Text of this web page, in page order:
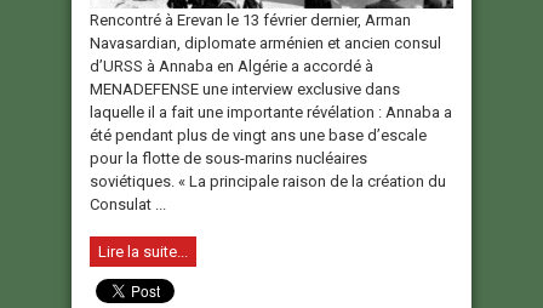
Rencontré à Erevan le 13 février dernier, Arman
Navasardian, diplomate arménien et ancien consul
d’URSS à Annaba en Algérie a accordé à
MENADEFENSE une interview exclusive dans
laquelle il a fait une importante révélation : Annaba a
été pendant plus de vingt ans une base d’escale
pour la flotte de sous-marins nucléaires
soviétiques. « La principale raison de la création du
Consulat ...
Lire la suite...